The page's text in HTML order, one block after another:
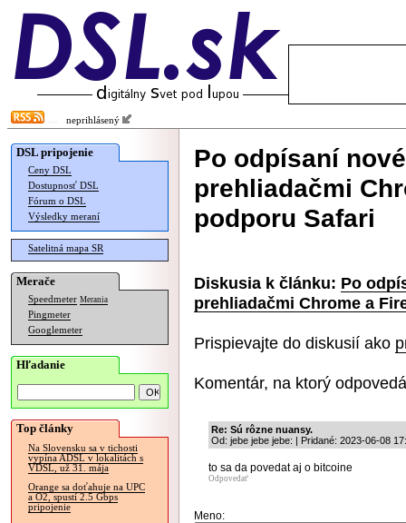
neprihlásený
DSL pripojenie
Ceny DSL
Dostupnosť DSL
Fórum o DSL
Výsledky meraní
Satelitná mapa SR
Merače
Speedmeter Merania
Pingmeter
Googlemeter
Hľadanie
Top články
Na Slovensku sa v tichosti
vypína ADSL v lokalitách s
VDSL, už 31. mája
Orange sa doťahuje na UPC
a O2, spustí 2.5 Gbps
pripojenie
Po odpísaní
prehliadačmi
podporu Safari
Diskusia k článku: Po
prehliadačmi Chrome a
Prispievajte do diskusií ako
Komentár, na ktorý
Re: Sú rôzne nuansy.
Od: jebe jebe jebe: | Pridané: 2023-06-08
to sa da povedat aj o bitcoine
Odpovedať
Meno: